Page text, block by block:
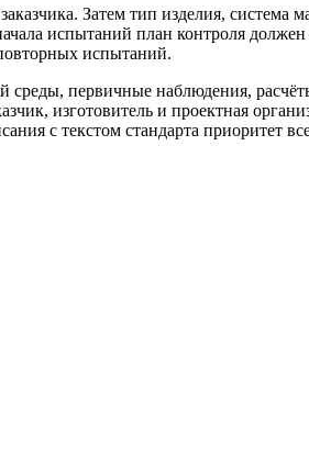
Затем тип изделия, система
испытаний план контроля
испытаний.
первичные наблюдения,
изготовитель и проектная
с текстом стандарта приоритет